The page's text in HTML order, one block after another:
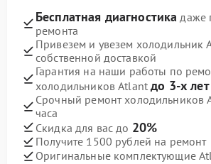
Бесплатная диагностика даже
ремонта
Привезем и увезем холодильник
собственной доставкой
Гарантия на наши работы по
холодильников Atlantдо 3-х лет
Срочный ремонт холодильников
часа
Скидка для вас до 20%
Получите 1500 рублей на ремонт
Оригинальные комплектующие